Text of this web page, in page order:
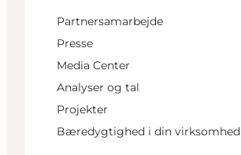
Partnersamarbejde
Presse
Media Center
Analyser og tal
Projekter
Bæredygtighed i din virksomhed